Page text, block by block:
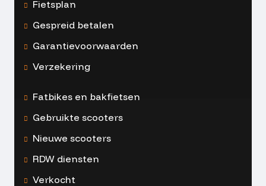
Fietsplan
Gespreid betalen
Garantievoorwaarden
Verzekering
Fatbikes en bakfietsen
Gebruikte scooters
Nieuwe scooters
RDW diensten
Verkocht